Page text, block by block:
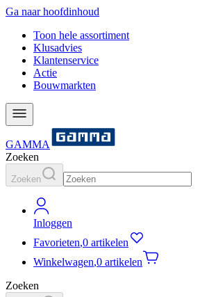
Ga naar hoofdinhoud
Toon hele assortiment
Klusadvies
Klantenservice
Actie
Bouwmarkten
GAMMA
Zoeken
Zoeken
Inloggen
Favorieten,0 artikelen
Winkelwagen,0 artikelen
Zoeken